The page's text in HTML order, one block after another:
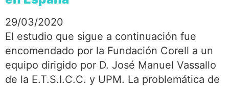
29/03/2020
El estudio que sigue a continuación fue
encomendado por la Fundación Corell a un
equipo dirigido por D. José Manuel Vassallo
de la E.T.S.I.C.C. y UPM. La problemática de